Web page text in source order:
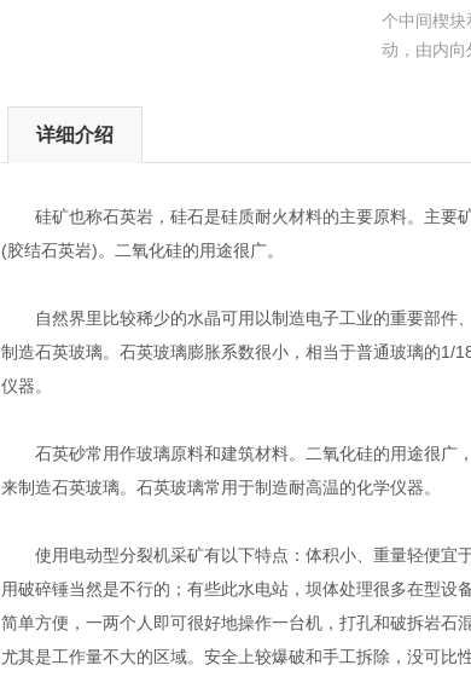
个中间楔块
动，由内向
详细介绍
硅矿也称石英岩，硅石是硅质耐火材料的主要原料。主要
(胶结石英岩)。二氧化硅的用途很广。
自然界里比较稀少的水晶可用以制造电子工业的重要部件
制造石英玻璃。石英玻璃膨胀系数很小，相当于普通玻璃的1/
仪器。
石英砂常用作玻璃原料和建筑材料。二氧化硅的用途很广
来制造石英玻璃。石英玻璃常用于制造耐高温的化学仪器。
使用电动型分裂机采矿有以下特点：体积小、重量轻便宜
用破碎锤当然是不行的；有些此水电站，坝体处理很多在型
简单方便，一两个人即可很好地操作一台机，打孔和破拆岩石
尤其是工作量不大的区域。安全上较爆破和手工拆除，没可比性